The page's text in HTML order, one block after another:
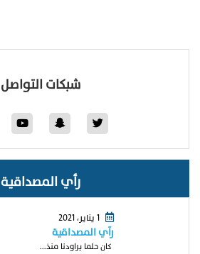
شبكات التواصل
رأي المصداقية
1 يناير، 2021
رآي المصداقية
كان حلما يراودنا منذ...